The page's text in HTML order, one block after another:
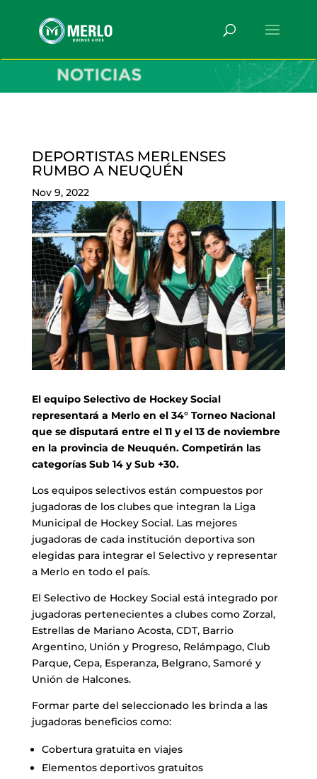
DEPORTISTAS MERLENSES
RUMBO A NEUQUÉN
Nov 9, 2022
El equipo Selectivo de Hockey Social
representará a Merlo en el 34° Torneo Nacional
que se disputará entre el 11 y el 13 de noviembre
en la provincia de Neuquén. Competirán las
categorías Sub 14 y Sub +30.
Los equipos selectivos están compuestos por
jugadoras de los clubes que integran la Liga
Municipal de Hockey Social. Las mejores
jugadoras de cada institución deportiva son
elegidas para integrar el Selectivo y representar
a Merlo en todo el país.
El Selectivo de Hockey Social está integrado por
jugadoras pertenecientes a clubes como Zorzal,
Estrellas de Mariano Acosta, CDT, Barrio
Argentino, Unión y Progreso, Relámpago, Club
Parque, Cepa, Esperanza, Belgrano, Samoré y
Unión de Halcones.
Formar parte del seleccionado les brinda a las
jugadoras beneficios como:
Cobertura gratuita en viajes
Elementos deportivos gratuitos